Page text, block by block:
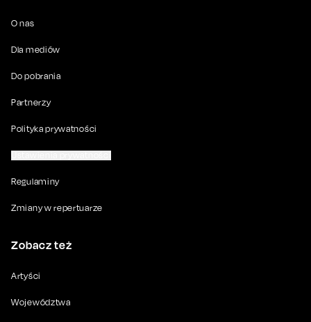
O nas
Dla mediów
Do pobrania
Partnerzy
Polityka prywatności
Regulaminy
Zmiany w repertuarze
Zobacz też
Artyści
Województwa